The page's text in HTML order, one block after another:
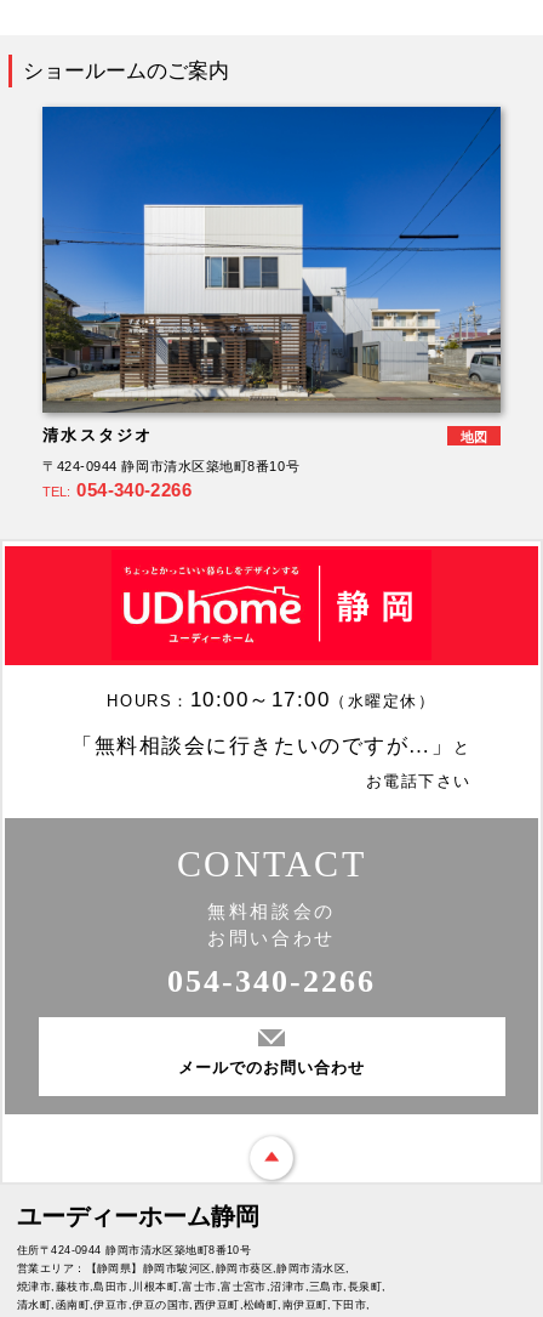
ショールームのご案内
清水スタジオ 地図
〒424-0944 静岡市清水区築地町8番10号
TEL: 054-340-2266
HOURS： 10:00～17:00 （水曜定休）
「無料相談会に行きたいのですが…」
と
お電話下さい
CONTACT
無料相談会の
お問い合わせ
054-340-2266
メールでのお問い合わせ
ユーディーホーム静岡
住所〒424-0944 静岡市清水区築地町8番10号
営業エリア：【静岡県】静岡市駿河区,静岡市葵区,静岡市清水区,
焼津市,藤枝市,島田市,川根本町,富士市,富士宮市,沼津市,三島市,長泉町,
清水町,函南町,伊豆市,伊豆の国市,西伊豆町,松崎町,南伊豆町,下田市,